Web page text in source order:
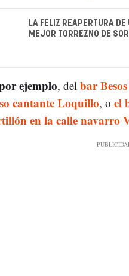
LA FELIZ REAPERTURA
MEJOR TORREZNO DE
ejemplo, del bar
cantante Loquillo, o el
en la calle navarro